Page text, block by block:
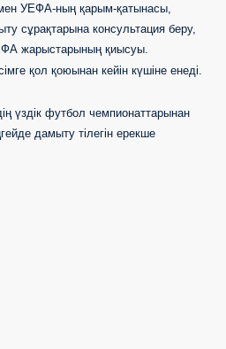
мен УЕФА-ның қарым-қатынасы,
сұрақтарына консультация беру,
жарыстарының қиысуы.
қол қоюынан кейін күшіне енеді.
үздік футбол чемпионаттарынан
дамыту тілегін ерекше